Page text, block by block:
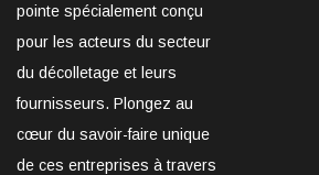
pointe spécialement conçu
pour les acteurs du secteur
du décolletage et leurs
fournisseurs. Plongez au
cœur du savoir-faire unique
de ces entreprises à travers